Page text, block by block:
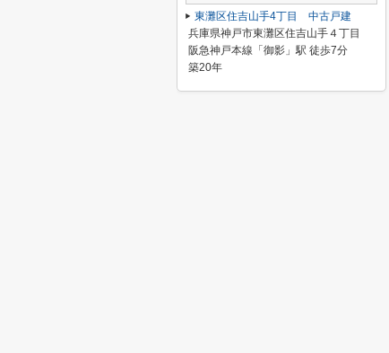
東灘区住吉山手4丁目 中古戸建
兵庫県神戸市東灘区住吉山手４丁目
阪急神戸本線「御影」駅 徒歩7分
築20年